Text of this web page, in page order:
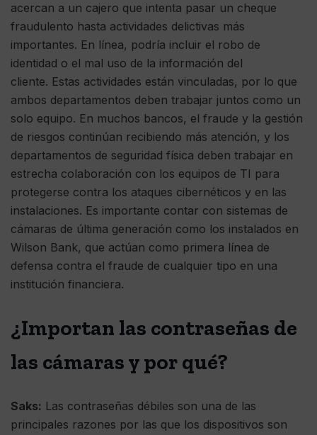
acercan a un cajero que intenta pasar un cheque
fraudulento hasta actividades delictivas más
importantes. En línea, podría incluir el robo de
identidad o el mal uso de la información del
cliente. Estas actividades están vinculadas, por lo que
ambos departamentos deben trabajar juntos como un
solo equipo. En muchos bancos, el fraude y la gestión
de riesgos continúan recibiendo más atención, y los
departamentos de seguridad física deben trabajar en
estrecha colaboración con los equipos de TI para
protegerse contra los ataques cibernéticos y en las
instalaciones. Es importante contar con sistemas de
cámaras de última generación como los instalados en
Wilson Bank, que actúan como primera línea de
defensa contra el fraude de cualquier tipo en una
institución financiera.
¿Importan las contraseñas de
las cámaras y por qué?
Saks: Las contraseñas débiles son una de las
principales razones por las que los dispositivos son